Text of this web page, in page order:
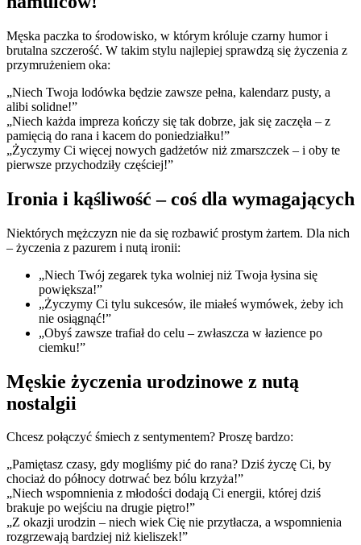
Męska paczka to środowisko, w którym króluje czarny humor i
brutalna szczerość. W takim stylu najlepiej sprawdzą się życzenia z
przymrużeniem oka:
„Niech Twoja lodówka będzie zawsze pełna, kalendarz pusty, a
alibi solidne!”
„Niech każda impreza kończy się tak dobrze, jak się zaczęła – z
pamięcią do rana i kacem do poniedziałku!”
„Życzymy Ci więcej nowych gadżetów niż zmarszczek – i oby te
pierwsze przychodziły częściej!”
Ironia i kąśliwość – coś dla wymagających
Niektórych mężczyzn nie da się rozbawić prostym żartem. Dla nich
– życzenia z pazurem i nutą ironii:
„Niech Twój zegarek tyka wolniej niż Twoja łysina się
powiększa!”
„Życzymy Ci tylu sukcesów, ile miałeś wymówek, żeby ich
nie osiągnąć!”
„Obyś zawsze trafiał do celu – zwłaszcza w łazience po
ciemku!”
Męskie życzenia urodzinowe z nutą
nostalgii
Chcesz połączyć śmiech z sentymentem? Proszę bardzo:
„Pamiętasz czasy, gdy mogliśmy pić do rana? Dziś życzę Ci, by
chociaż do północy dotrwać bez bólu krzyża!”
„Niech wspomnienia z młodości dodają Ci energii, której dziś
brakuje po wejściu na drugie piętro!”
„Z okazji urodzin – niech wiek Cię nie przytłacza, a wspomnienia
rozgrzewają bardziej niż kieliszek!”